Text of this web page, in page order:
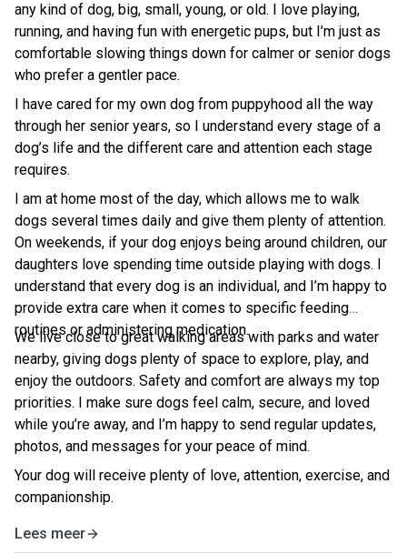
any kind of dog, big, small, young, or old. I love playing,
running, and having fun with energetic pups, but I’m just as
comfortable slowing things down for calmer or senior dogs
who prefer a gentler pace.
I have cared for my own dog from puppyhood all the way
through her senior years, so I understand every stage of a
dog’s life and the different care and attention each stage
requires.
I am at home most of the day, which allows me to walk
dogs several times daily and give them plenty of attention.
On weekends, if your dog enjoys being around children, our
daughters love spending time outside playing with dogs. I
understand that every dog is an individual, and I’m happy to
provide extra care when it comes to specific feeding
routines or administering medication.
We live close to great walking areas with parks and water
nearby, giving dogs plenty of space to explore, play, and
enjoy the outdoors. Safety and comfort are always my top
priorities. I make sure dogs feel calm, secure, and loved
while you’re away, and I’m happy to send regular updates,
photos, and messages for your peace of mind.
Your dog will receive plenty of love, attention, exercise, and
companionship.
Lees meer